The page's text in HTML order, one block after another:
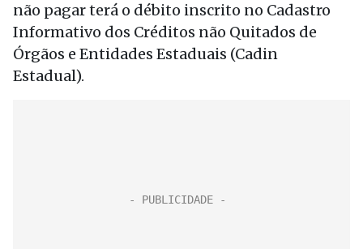
não pagar terá o débito inscrito no Cadastro
Informativo dos Créditos não Quitados de
Órgãos e Entidades Estaduais (Cadin
Estadual).